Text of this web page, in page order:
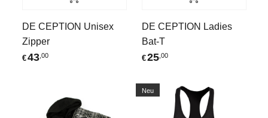
DE CEPTION Unisex
Zipper
€43 ,00
DE CEPTION Ladies
Bat-T
€25 ,00
Neu